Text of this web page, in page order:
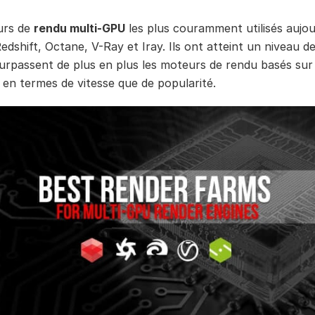
de rendu multi-GPU les plus couramment utilisés
Octane, V-Ray et Iray. Ils ont atteint un niveau
de plus en plus les moteurs de rendu basés sur
en termes de vitesse que de popularité.